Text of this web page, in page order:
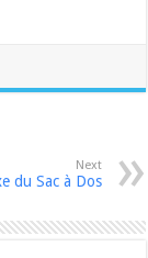
Next
du Sac à Dos